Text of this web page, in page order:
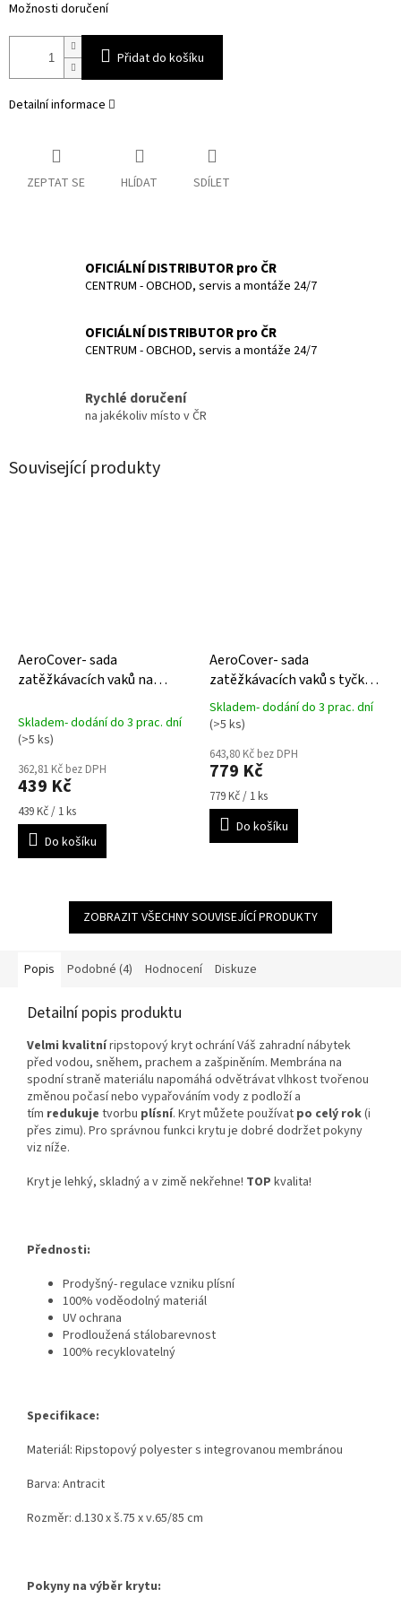
Možnosti doručení
Přidat do košíku
Detailní informace
ZEPTAT SE HLÍDAT SDÍLET
OFICIÁLNÍ DISTRIBUTOR pro ČR
CENTRUM - OBCHOD, servis a montáže 24/7
OFICIÁLNÍ DISTRIBUTOR pro ČR
CENTRUM - OBCHOD, servis a montáže 24/7
Rychlé doručení
na jakékoliv místo v ČR
Související produkty
AeroCover- sada
zatěžkávacích vaků na
Skladem- dodání do 3 prac. dní
(>5 ks)
362,81 Kč bez DPH
439 Kč
Měrná
cena:
439 Kč / 1 ks
Do košíku
AeroCover- sada
zatěžkávacích vaků s tyčkou
na napnutí ochranného
krytu 2
Průměrné
hodnocení
produktu
je
z
hvězdiček.
Skladem- dodání do 3 prac. dní
(>5 ks)
643,80 Kč bez DPH
779 Kč
Měrná
cena:
779 Kč / 1 ks
Do košíku
ZOBRAZIT VŠECHNY SOUVISEJÍCÍ PRODUKTY
Popis Podobné (4) Hodnocení Diskuze
Detailní popis produktu
Velmi kvalitníripstopový kryt ochrání Váš zahradní nábytek
před vodou, sněhem, prachem a zašpiněním. Membrána na
spodní straně materiálu napomáhá odvětrávat vlhkost tvořenou
změnou počasí nebo vypařováním vody z podloží a
tím redukuje tvorbu plísní. Kryt můžete používat po celý rok(i
přes zimu). Pro správnou funkci krytu je dobré dodržet pokyny
viz níže.
Kryt je lehký, skladný a v zimě nekřehne! TOP kvalita!
Přednosti:
Prodyšný- regulace vzniku plísní
100% voděodolný materiál
UV ochrana
Prodloužená stálobarevnost
100% recyklovatelný
Specifikace:
Materiál: Ripstopový polyester s integrovanou membránou
Barva: Antracit
Rozměr: d.130 x š.75 x v.65/85 cm
Pokyny na výběr krytu: